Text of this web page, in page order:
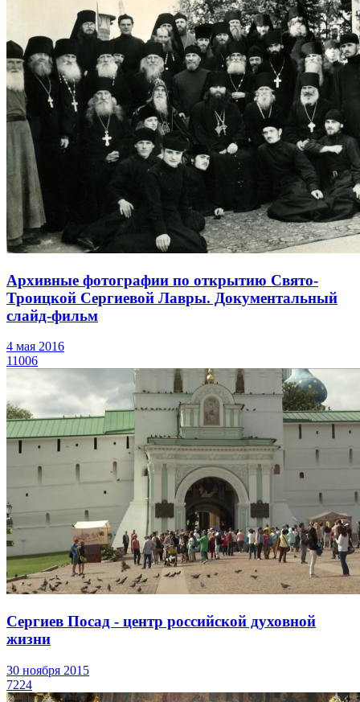
Архивные фотографии по открытию Свято-
Троицкой Сергиевой Лавры. Документальный
слайд-фильм
4 мая 2016
11006
Сергиев Посад - центр российской духовной
жизни
30 ноября 2015
7224